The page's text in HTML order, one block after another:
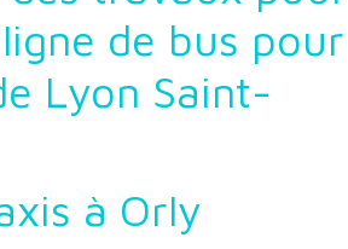
de bus pour
Lyon Saint-
à Orly